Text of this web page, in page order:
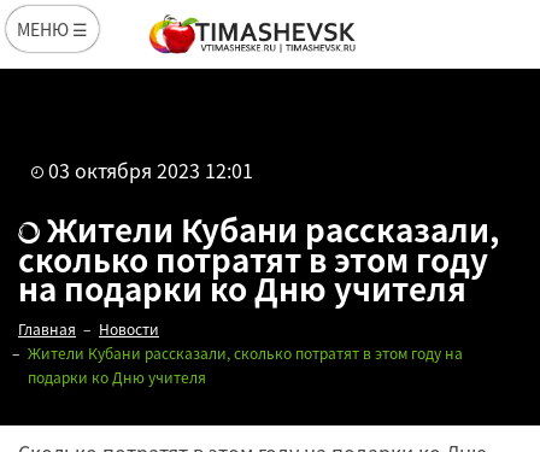
МЕНЮ ☰
03 октября 2023 12:01
Жители Кубани рассказали,
сколько потратят в этом году
на подарки ко Дню учителя
Главная
Новости
Жители Кубани рассказали, сколько потратят в этом году на
подарки ко Дню учителя